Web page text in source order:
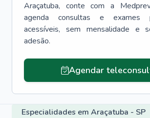
Araçatuba, conte com a
agenda consultas e exames
acessíveis, sem mensalidade e
adesão.
Agendar
Especialidades em Araçatuba - SP